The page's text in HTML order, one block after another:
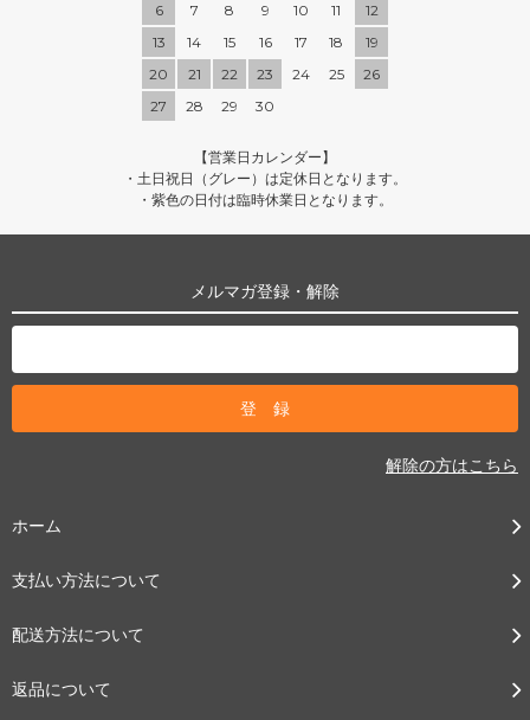
6
7 8 9 10 11
12
13
14 15 16 17 18
19
20
21 22 23 24 25
26
27
28 29 30
【営業日カレンダー】
・土日祝日（グレー）は定休日となります。
・紫色の日付は臨時休業日となります。
メルマガ登録・解除
解除の方はこちら
ホーム
支払い方法について
配送方法について
返品について